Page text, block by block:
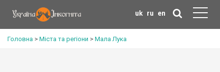
uk ru en
Головна > Міста та регіони > Мала Лука